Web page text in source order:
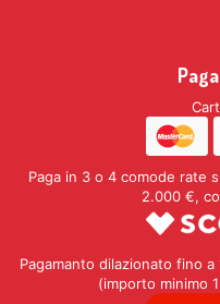
Paga in 3 o 4 comode rate
2.000 €,
Pagamanto dilazionato fino
(importo minimo